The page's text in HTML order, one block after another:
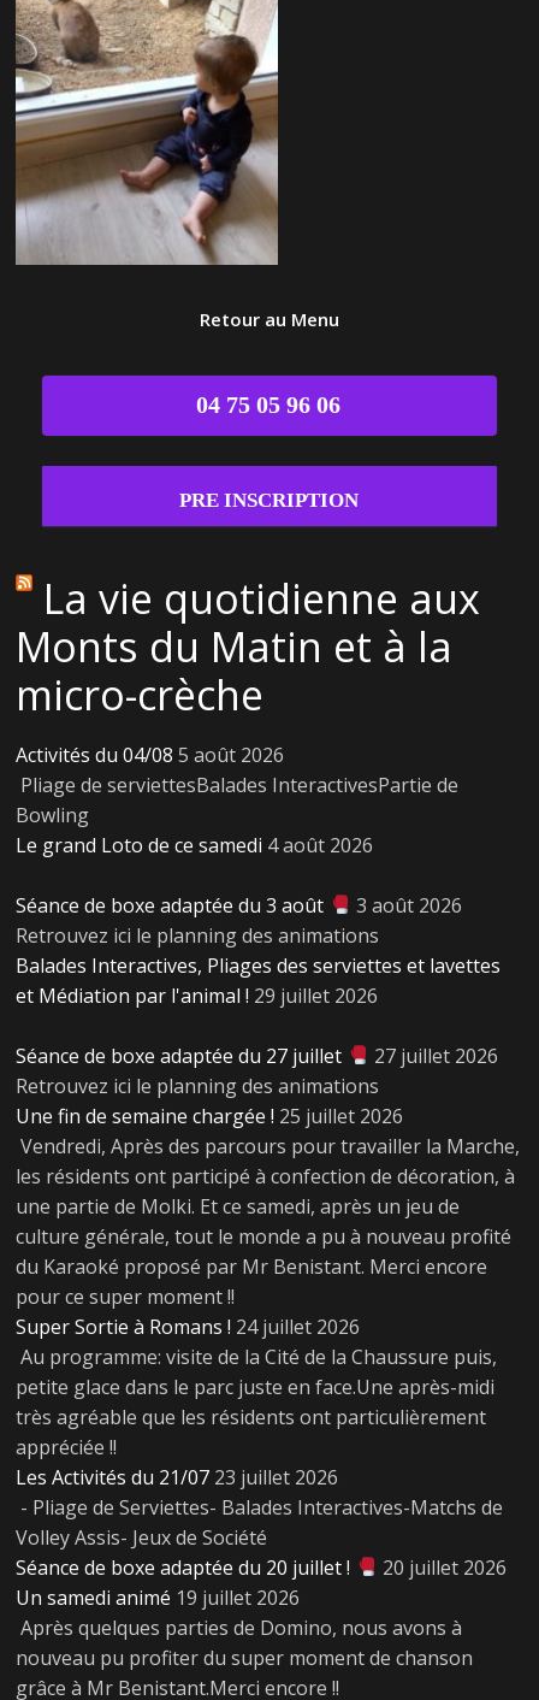
Retour au Menu
04 75 05 96 06
PRE INSCRIPTION
La vie quotidienne aux
Monts du Matin et à la
micro-crèche
Activités du 04/08 5 août 2026
Pliage de serviettesBalades InteractivesPartie de
Bowling
Le grand Loto de ce samedi 4 août 2026
Séance de boxe adaptée du 3 août
3 août 2026
Retrouvez ici le planning des animations
Balades Interactives, Pliages des serviettes et lavettes
et Médiation par l'animal ! 29 juillet 2026
Séance de boxe adaptée du 27 juillet
27 juillet 2026
Retrouvez ici le planning des animations
Une fin de semaine chargée ! 25 juillet 2026
Vendredi, Après des parcours pour travailler la Marche,
les résidents ont participé à confection de décoration, à
une partie de Molki. Et ce samedi, après un jeu de
culture générale, tout le monde a pu à nouveau profité
du Karaoké proposé par Mr Benistant. Merci encore
pour ce super moment !!
Super Sortie à Romans ! 24 juillet 2026
Au programme: visite de la Cité de la Chaussure puis,
petite glace dans le parc juste en face.Une après-midi
très agréable que les résidents ont particulièrement
appréciée !!
Les Activités du 21/07 23 juillet 2026
- Pliage de Serviettes- Balades Interactives-Matchs de
Volley Assis- Jeux de Société
Séance de boxe adaptée du 20 juillet !
20 juillet 2026
Un samedi animé 19 juillet 2026
Après quelques parties de Domino, nous avons à
nouveau pu profiter du super moment de chanson
grâce à Mr Benistant.Merci encore !!